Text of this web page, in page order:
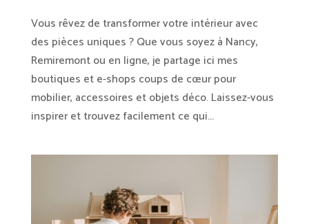
Vous rêvez de transformer votre intérieur avec
des pièces uniques ? Que vous soyez à Nancy,
Remiremont ou en ligne, je partage ici mes
boutiques et e-shops coups de cœur pour
mobilier, accessoires et objets déco. Laissez-vous
inspirer et trouvez facilement ce qui...